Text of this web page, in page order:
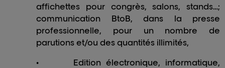
affichettes pour congrès, salons, stands…;
communication BtoB, dans la presse
professionnelle, pour un nombre de
parutions et/ou des quantités illimités,
•
Edition électronique, informatique,